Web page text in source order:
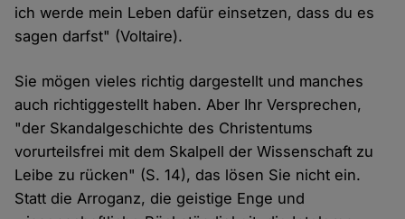
ich werde mein Leben dafür einsetzen, dass du es
sagen darfst" (Voltaire).
Sie mögen vieles richtig dargestellt und manches
auch richtiggestellt haben. Aber Ihr Versprechen,
"der Skandalgeschichte des Christentums
vorurteilsfrei mit dem Skalpell der Wissenschaft zu
Leibe zu rücken" (S. 14), das lösen Sie nicht ein.
Statt die Arroganz, die geistige Enge und